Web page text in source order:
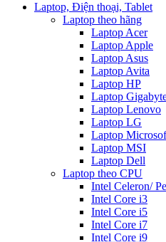
Laptop, Điện thoại, Tablet
Laptop theo hãng
Laptop Acer
Laptop Apple
Laptop Asus
Laptop Avita
Laptop HP
Laptop
Laptop Lenovo
Laptop LG
Laptop
Laptop MSI
Laptop Dell
Laptop theo CPU
Intel Celeron/
Intel Core i3
Intel Core i5
Intel Core i7
Intel Core i9